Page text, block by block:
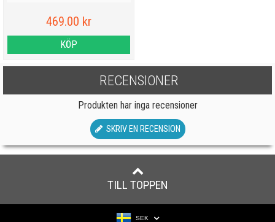
469.00 kr
KÖP
RECENSIONER
Produkten har inga recensioner
SKRIV EN RECENSION
TILL TOPPEN
SEK